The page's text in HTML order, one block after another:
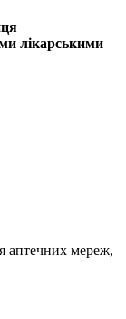
лікарськими
аптечних мереж,